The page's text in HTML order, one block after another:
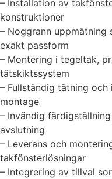
– Installation av
konstruktioner
– Noggrann uppmätning
exakt passform
– Montering i tegeltak,
tätskiktssystem
– Fullständig tätning
montage
– Invändig
avslutning
– Leverans och
takfönsterlösningar
– Integrering av tillval